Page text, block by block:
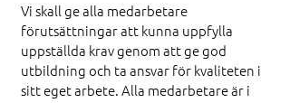
Vi skall ge alla medarbetare
förutsättningar att kunna uppfylla
uppställda krav genom att ge god
utbildning och ta ansvar för kvaliteten i
sitt eget arbete. Alla medarbetare är i